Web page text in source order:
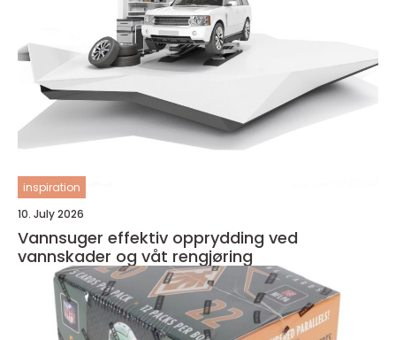
inspiration
10. July 2026
Vannsuger effektiv opprydding ved
vannskader og våt rengjøring